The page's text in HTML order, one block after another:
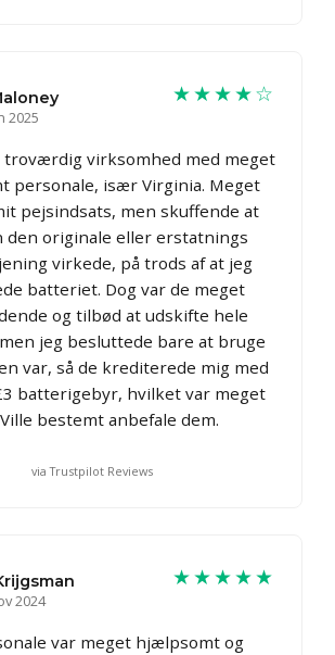
2025
★★★★☆
troværdig virksomhed med meget
personale, især Virginia. Meget
pejsindsats, men skuffende at
den originale eller erstatnings
virkede, på trods af at jeg
batteriet. Dog var de meget
og tilbød at udskifte hele
jeg besluttede bare at bruge
var, så de krediterede mig med
batterigebyr, hvilket var meget
bestemt anbefale dem.
via Trustpilot Reviews
2024
★★★★★
var meget hjælpsomt og